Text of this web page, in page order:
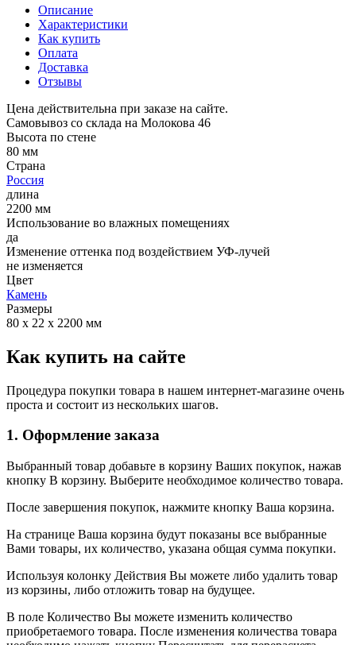
Описание
Характеристики
Как купить
Оплата
Доставка
Отзывы
Цена действительна при заказе на сайте.
Самовывоз со склада на Молокова 46
Высота по стене
80 мм
Страна
Россия
длина
2200 мм
Использование во влажных помещениях
да
Изменение оттенка под воздействием УФ-лучей
не изменяется
Цвет
Камень
Размеры
80 х 22 х 2200 мм
Как купить на сайте
Процедура покупки товара в нашем интернет-магазине очень
проста и состоит из нескольких шагов.
1. Оформление заказа
Выбранный товар добавьте в корзину Ваших покупок, нажав
кнопку В корзину. Выберите необходимое количество товара.
После завершения покупок, нажмите кнопку Ваша корзина.
На странице Ваша корзина будут показаны все выбранные
Вами товары, их количество, указана общая сумма покупки.
Используя колонку Действия Вы можете либо удалить товар
из корзины, либо отложить товар на будущее.
В поле Количество Вы можете изменить количество
приобретаемого товара. После изменения количества товара